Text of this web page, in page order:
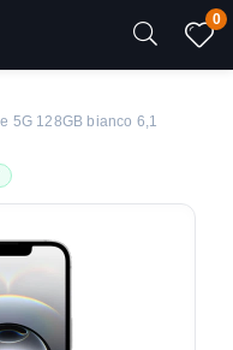
0
5G 128GB bianco 6,1